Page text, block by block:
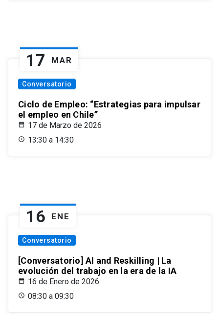
17 MAR
Conversatorio
Ciclo de Empleo: “Estrategias para impulsar
el empleo en Chile”
17 de Marzo de 2026
13:30 a 14:30
16 ENE
Conversatorio
[Conversatorio] AI and Reskilling | La
evolución del trabajo en la era de la IA
16 de Enero de 2026
08:30 a 09:30